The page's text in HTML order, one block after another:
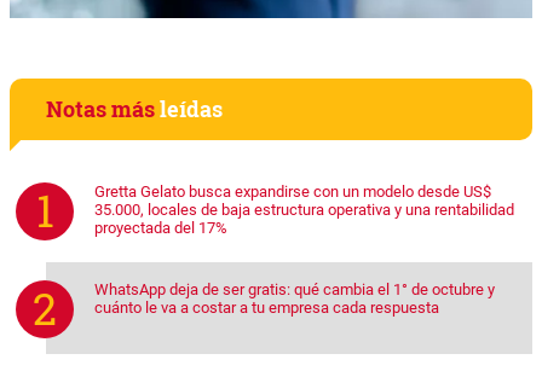
Notas másleídas
Gretta Gelato busca expandirse con un modelo desde US$
35.000, locales de baja estructura operativa y una rentabilidad
proyectada del 17%
WhatsApp deja de ser gratis: qué cambia el 1° de octubre y
cuánto le va a costar a tu empresa cada respuesta